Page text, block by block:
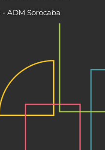
r
- ADM Sorocaba